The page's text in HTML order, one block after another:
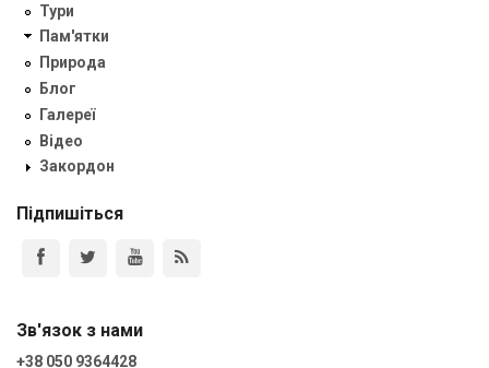
Тури
Пам'ятки
Природа
Блог
Галереї
Відео
Закордон
Підпишіться
Зв'язок з нами
+38 050 9364428